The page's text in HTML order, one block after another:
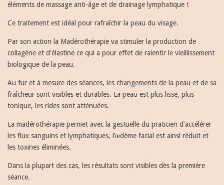
éléments de massage anti-âge et de drainage lymphatique !
Ce traitement est idéal pour rafraîchir la peau du visage.
Par son action la Madérothérapie va stimuler la production de
collagène et d'élastine ce qui a pour effet de ralentir le vieillissement
biologique de la peau.
Au fur et à mesure des séances, les changements de la peau et de sa
fraîcheur sont visibles et durables. La peau est plus lisse, plus
tonique, les rides sont atténuées.
La madérothérapie permet avec la gestuelle du praticien d'accélérer
les flux sanguins et lymphatiques, l’œdème facial est ainsi réduit et
les toxines éliminées.
Dans la plupart des cas, les résultats sont visibles dès la première
séance.